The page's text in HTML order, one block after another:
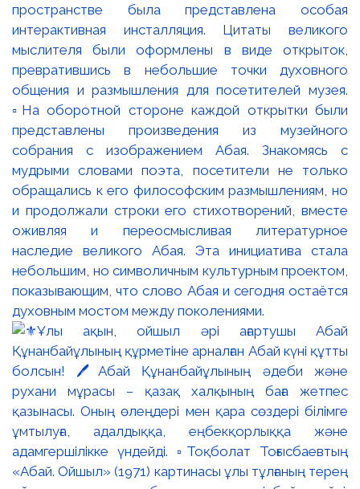
пространстве была представлена особая
интерактивная инсталляция. Цитаты великого
мыслителя были оформлены в виде открыток,
превратившись в небольшие точки духовного
общения и размышления для посетителей музея.
▫️На оборотной стороне каждой открытки были
представлены произведения из музейного
собрания с изображением Абая. Знакомясь с
мудрыми словами поэта, посетители не только
обращались к его философским размышлениям, но
и продолжали строки его стихотворений, вместе
оживляя и переосмысливая литературное
наследие великого Абая. Эта инициатива стала
небольшим, но символичным культурным проектом,
показывающим, что слово Абая и сегодня остаётся
духовным мостом между поколениями.